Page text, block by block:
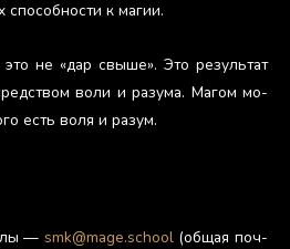
к ма­гии.
не «дар свы­ше». Это ре­зуль­тат
во­ли и ра­зума. Ма­гом мо­
есть во­ля и ра­зум.
— smk@mage.school(об­щая поч­